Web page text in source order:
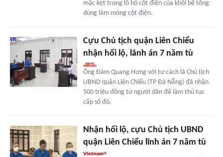
mắc kẹt trong lỗ hố cột điện của khối bê tông
dùng làm móng cột điện.
Cựu Chủ tịch quận Liên Chiểu
nhận hối lộ, lãnh án 7 năm tù
Ông Đàm Quang Hưng với tư cách là Chủ tịch
UBND quận Liên Chiểu (TP Đà Nẵng) đã nhận
500 triệu đồng từ người dân để làm thủ tục
cấp sổ đỏ.
Nhận hối lộ, cựu Chủ tịch UBND
quận Liên Chiểu lĩnh án 7 năm tù